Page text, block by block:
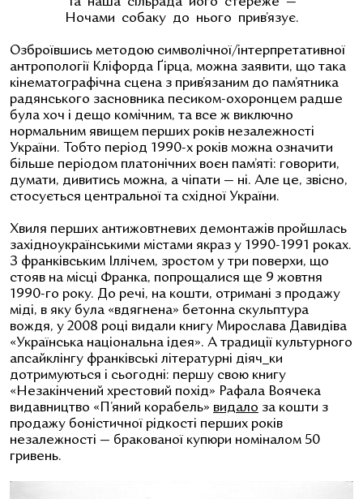
Та наша сільрада його стереже —
Ночами собаку до нього прив’язує.
Озброївшись методою символічної/інтерпретативної
антропології Кліфорда Ґірца, можна заявити, що така
кінематографічна сцена з прив’язаним до пам’ятника
радянського засновника песиком-охоронцем радше
була хоч і дещо комічним, та все ж виключно
нормальним явищем перших років незалежності
України. Тобто період 1990-х років можна означити
більше періодом платонічних воєн пам’яті: говорити,
думати, дивитись можна, а чіпати — ні. Але це, звісно,
стосується центральної та східної України.
Хвиля перших антижовтневих демонтажів пройшлась
західноукраїнськими містами якраз у 1990-1991 роках.
З франківським Іллічем, зростом у три поверхи, що
стояв на місці Франка, попрощалися ще 9 жовтня
1990-го року. До речі, на кошти, отримані з продажу
міді, в яку була «вдягнена» бетонна скульптура
вождя, у 2008 році видали книгу Мирослава Давидіва
«Українська національна ідея». А традиції культурного
апсайклінгу франківські літературні діяч_ки
дотримуються і сьогодні: першу свою книгу
«Незакінчений хрестовий похід» Рафала Воячека
видавництво «П’яний корабель» видало за кошти з
продажу боністичної рідкості перших років
незалежності — бракованої купюри номіналом 50
гривень.